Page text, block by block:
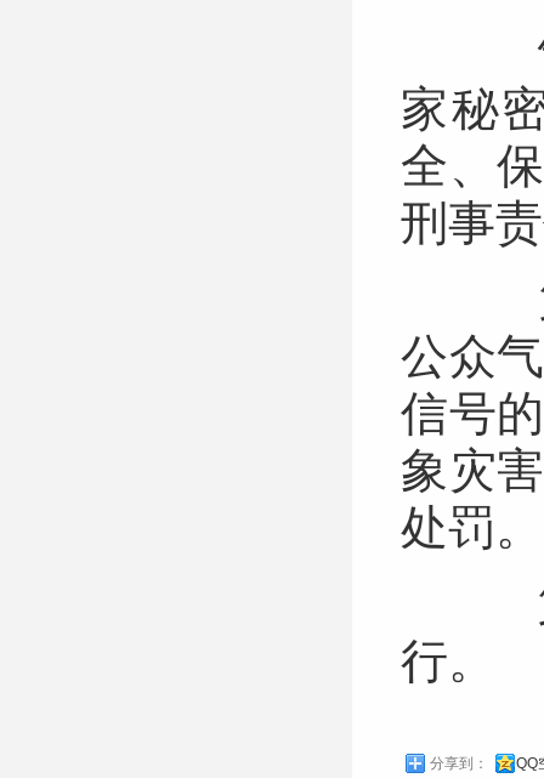
气
家秘
全、
刑事
第
公众
信号
象灾
处罚
第
行。
分享到： QQ